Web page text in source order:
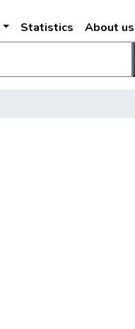
Statistics About us